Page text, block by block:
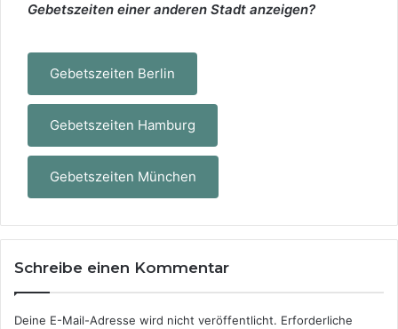
Gebetszeiten einer anderen Stadt anzeigen?
Gebetszeiten Berlin
Gebetszeiten Hamburg
Gebetszeiten München
Schreibe einen Kommentar
Deine E-Mail-Adresse wird nicht veröffentlicht. Erforderliche